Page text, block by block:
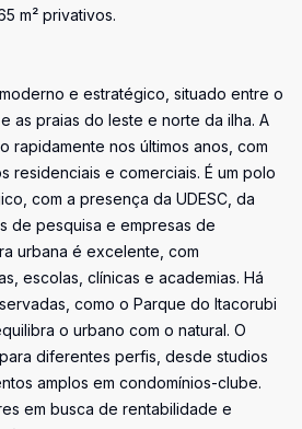
m² privativos.
e estratégico, situado entre o
as praias do leste e norte da ilha. A
rapidamente nos últimos anos, com
residenciais e comerciais. É um polo
com a presença da UDESC, da
de pesquisa e empresas de
urbana é excelente, com
escolas, clínicas e academias. Há
como o Parque do Itacorubi
o urbano com o natural. O
diferentes perfis, desde studios
amplos em condomínios-clube.
em busca de rentabilidade e